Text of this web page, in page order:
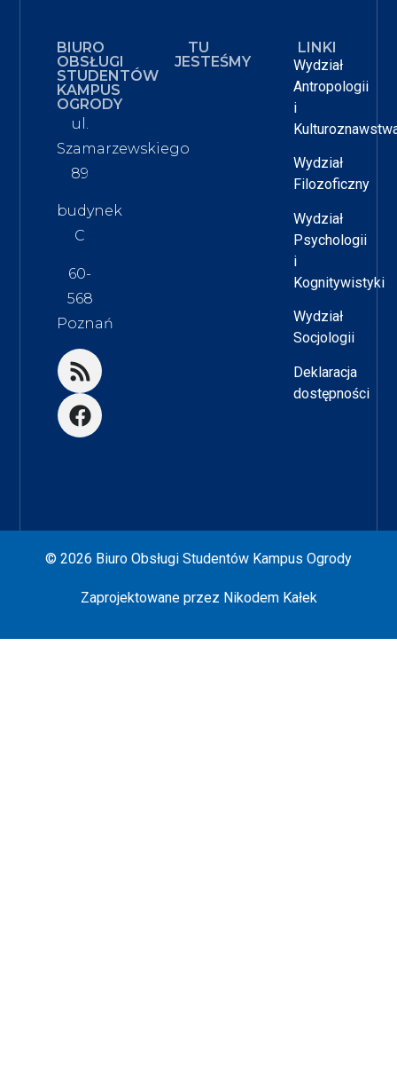
BIURO
OBSŁUGI
STUDENTÓW
KAMPUS
OGRODY
ul.
Szamarzewskiego
89
budynek
C
60-
568
Poznań
TU
JESTEŚMY
LINKI
Wydział
Antropologii
i
Wydział
Filozoficzny
Wydział
Psychologii
i
Kognitywistyki
Wydział
Socjologii
Deklaracja
dostępności
© 2026 Biuro Obsługi Studentów Kampus Ogrody
Zaprojektowane przez Nikodem Kałek